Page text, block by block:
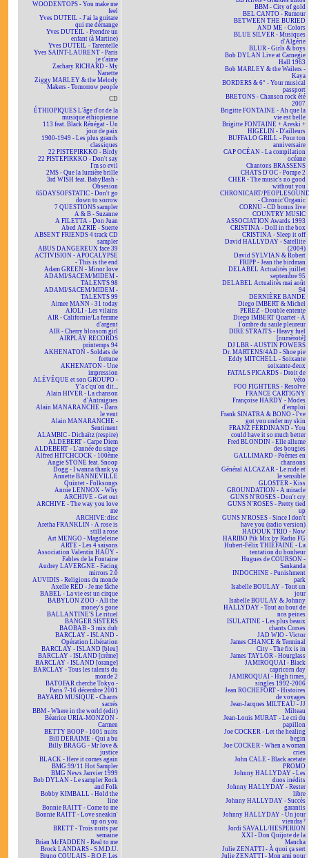
WOODENTOPS - You make me
feel
Yves DUTEIL - J'ai la guitare
qui me démange
Yves DUTEIL - Prendre un
enfant (à Martine)
Yves DUTEIL - Tarentelle
Yves SAINT-LAURENT - Paris
je t'aime
Zachary RICHARD - My
Nanette
Ziggy MARLEY & the Melody
Makers - Tomorrow people
CD
ÉTHIOPIQUES L'âge d'or de la
musique éthiopienne
113 feat. Black Rénégat - Un
jour de paix
1900-1949 - Les plus grands
classiques
22 PISTEPIRKKO - Birdy
22 PISTEPIRKKO - Don't say
I'm so evil
2MS - Que la lumière brille
3rd WISH feat. BabyBash -
Obsesion
65DAYSOFSTATIC - Don't go
down to sorrow
7 QUESTIONS sampler
A & B - Suzanne
A FILETTA - Don Juan
Abed AZRIÉ - Suerte
ABSENT FRIENDS 4 track CD
sampler
ABUS DANGEREUX face 39
ACTIVISION - APOCALYPSE
- This is the end
Adam GREEN - Minor love
ADAMI/SACEM/MIDEM -
TALENTS 98
ADAMI/SACEM/MIDEM -
TALENTS 99
Aimee MANN - 31 today
AÏOLI - Les vilains
AIR - Californie/La femme
d'argent
AIR - Cherry blossom girl
AIRPLAY RECORDS
printemps 94
AKHENATON - Soldats de
fortune
AKHENATON - Une
impression
ALÉVÊQUE et son GROUPO -
Y'a c'qu'on dit...
Alain HIVER - La chanson
d'Antraigues
Alain MANARANCHE - Dans
le vent
Alain MANARANCHE -
Sentiment
ALAMBIC - Dichaïtz (respire)
ALDEBERT - Carpe Diem
ALDEBERT - L'année du singe
Alfred HITCHCOCK - 100ème
Angie STONE feat. Snoop
Dogg - I wanna thank ya
Annette BANNEVILLE
Quintet - Folksongs
Annie LENNOX - Why
ARCHIVE - Get out
ARCHIVE - The way you love
me
ARCHIVE:disc
Aretha FRANKLIN - A rose is
still a rose
Art MENGO - Magdeleine
ARTE - Les 4 saisons
Association Valentin HAÜY -
Fables de la Fontaine
Audrey LAVERGNE - Facing
mirrors 2.0
AUVIDIS - Religions du monde
Axelle RED - Je me fâche
BABEL - La vie est un cirque
BABYLON ZOO - All the
money's gone
BALLANTINE'S Le rituel
BANGER SISTERS
BAOBAB - 3 mix dub
BARCLAY - ISLAND -
Opération Libération
BARCLAY - ISLAND [bleu]
BARCLAY - ISLAND [crème]
BARCLAY - ISLAND [orange]
BARCLAY - Tous les talents du
monde 2
BATOFAR cherche Tokyo -
Paris 7-16 décembre 2001
BAYARD MUSIQUE - Chants
sacrés
BBM - Where in the world (edit)
Béatrice URIA-MONZON -
Carmen
BETTY BOOP - 1001 nuits
Bill DERAIME - Qui a bu
Billy BRAGG - Mr love &
justice
BLACK - Here it comes again
BMG 99/11 Hot Sampler
BMG News Janvier 1999
Bob DYLAN - Le sampler Rock
and Folk
Bobby KIMBALL - Hold the
line
Bonnie RAITT - Come to me
Bonnie RAITT - Love sneakin'
up on you
BRETT - Trois nuits par
semaine
Brian McFADDEN - Real to me
Brock LANDARS - S.M.D.U.
Bruno COULAIS - B.O.F. Les
BBM - City of gold
BEL CANTO - Rumour
BETWEEN THE BURIED
AND ME - Colors
BLUE SILVER - Musiques
d'Algérie
BLUR - Girls & boys
Bob DYLAN Live at Carnegie
Hall 1963
Bob MARLEY & the Wailers -
Kaya
BORDERS & 6° - Your musical
passport
BRETONS - Chanson rock été
2007
Brigitte FONTAINE - Ah que la
vie est belle
Brigitte FONTAINE + Areski +
HIGELIN - D'ailleurs
BUFFALO GRILL - Pour ton
anniversaire
CAP OCÉAN - La compilation
océane
Chantons BRASSENS
CHATS D'OC - Pompe 2
CHER - The music's no good
without you
CHRONICART/
- Chronic'Organic
CORNU - CD bonus live
COUNTRY MUSIC
ASSOCIATION Awards 1993
CRISTINA - Doll in the box
CRISTINA - Sleep it off
David HALLYDAY - Satellite
(2004)
David SYLVIAN & Robert
FRIPP - Jean the birdman
DELABEL Actualités juillet
septembre 95
DELABEL Actualités mai août
94
DERNIÈRE BANDE
Diego IMBERT & Michel
PEREZ - Double entente
Diego IMBERT Quartet - À
l'ombre du saule pleureur
DIRE STRAITS - Heavy fuel
[numéroté]
DJ LBR - AUSTIN POWERS
Dr. MARTENS/4AD - Shoe pie
Eddy MITCHELL - Soixante
soixante-deux
FATALS PICARDS - Droit de
véto
FOO FIGHTERS - Resolve
FRANCE CARTIGNY
Françoise HARDY - Modes
d'emploi
Frank SINATRA & BONO - I've
got you under my skin
FRANZ FERDINAND - You
could have it so much better
Fred BLONDIN - Elle allume
des bougies
GALLIMARD - Poèmes en
chansons
Général ALCAZAR - Le rude et
le sensible
GLOSTER - Kiss
GROUNDATION - A miracle
GUNS N'ROSES - Don't cry
GUNS N'ROSES - Pretty tied
up
GUNS N'ROSES - Since I don't
have you (radio version)
HADOUK TRIO - Now
HARIBO Pik Mix by Radio FG
Hubert-Félix THIÉFAINE - La
tentation du bonheur
Hugues de COURSON -
Sankanda
INDOCHINE - Punishment
park
Isabelle BOULAY - Tout un
jour
Isabelle BOULAY & Johnny
HALLYDAY - Tout au bout de
nos peines
ISULATINE - Les plus beaux
chants Corses
JAD WIO - Victor
James CHANCE & Terminal
City - The fix is in
James TAYLOR - Hourglass
JAMIROQUAI - Black
capricorn day
JAMIROQUAI - High times,
singles 1992-2006
Jean ROCHEFORT - Histoires
de voyages
Jean-Jacques MILTEAU - JJ
Milteau
Jean-Louis MURAT - Le cri du
papillon
Joe COCKER - Let the healing
begin
Joe COCKER - When a woman
cries
John CALE - Black acetate
PROMO
Johnny HALLYDAY - Les
duos inédits
Johnny HALLYDAY - Rester
libre
Johnny HALLYDAY - Succès
garantis
Johnny HALLYDAY - Un jour
viendra ²
Jordi SAVALL/HESPERION
XXI - Don Quijote de la
Mancha
Julie ZENATTI - À quoi ça sert
Julie ZENATTI - Mon ami pour